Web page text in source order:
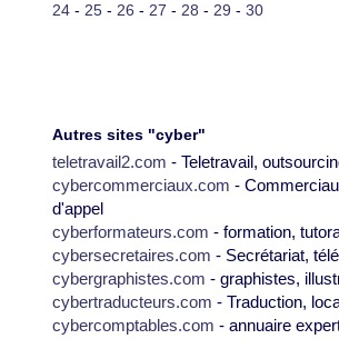
24 - 25 - 26 - 27 - 28 - 29 - 30
Autres sites "cyber"
teletravail2.com - Teletravail,
cybercommerciaux.com -
d'appel
cyberformateurs.com - formation,
cybersecretaires.com - Secrétariat,
cybergraphistes.com - graphistes,
cybertraducteurs.com - Traduction,
cybercomptables.com - annuaire